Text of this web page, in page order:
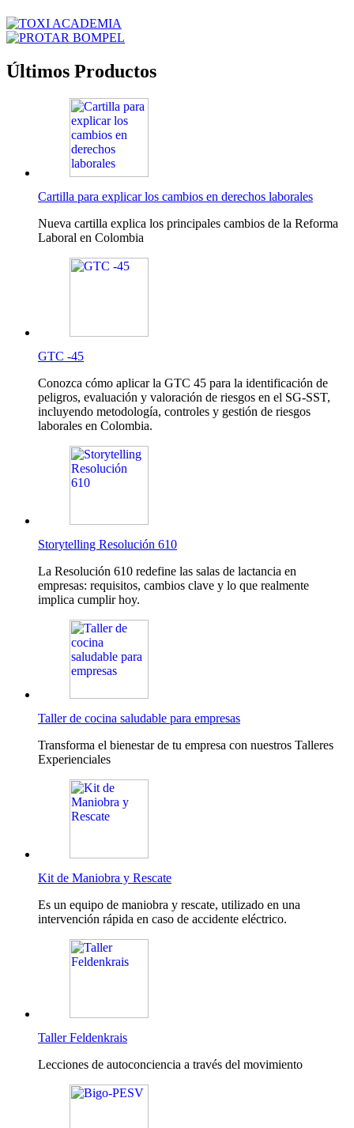
Últimos Productos
Cartilla para explicar los cambios en derechos laborales
Nueva cartilla explica los principales cambios de la Reforma
Laboral en Colombia
GTC -45
Conozca cómo aplicar la GTC 45 para la identificación de
peligros, evaluación y valoración de riesgos en el SG-SST,
incluyendo metodología, controles y gestión de riesgos
laborales en Colombia.
Storytelling Resolución 610
La Resolución 610 redefine las salas de lactancia en
empresas: requisitos, cambios clave y lo que realmente
implica cumplir hoy.
Taller de cocina saludable para empresas
Transforma el bienestar de tu empresa con nuestros Talleres
Experienciales
Kit de Maniobra y Rescate
Es un equipo de maniobra y rescate, utilizado en una
intervención rápida en caso de accidente eléctrico.
Taller Feldenkrais
Lecciones de autoconciencia a través del movimiento